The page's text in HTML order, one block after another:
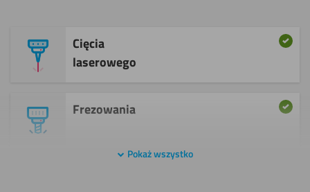
Cięcia
laserowego
Frezowania
Pokaż wszystko